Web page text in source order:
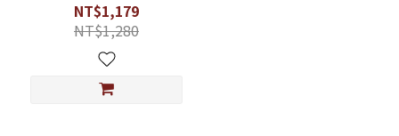
必備)
NT$1,179
NT$1,280